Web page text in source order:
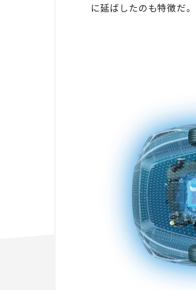
に延ばしたのも特徴だ。